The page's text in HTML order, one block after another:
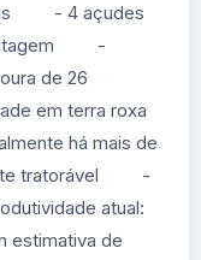
- 4 açudes
-
de 26
em terra roxa
há mais de
tratorável -
atual:
estimativa de